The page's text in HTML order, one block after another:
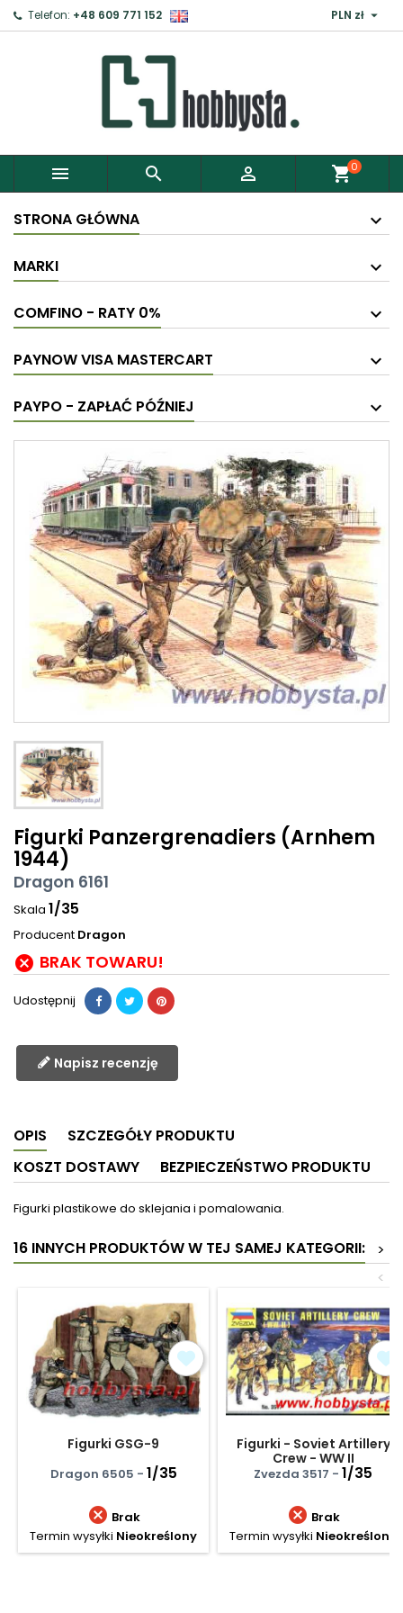
Telefon: +48 609 771 152 PLN zł 
   shopping_cart0
STRONA GŁÓWNA
MARKI
COMFINO - RATY 0%
PAYNOW VISA MASTERCART
PAYPO - ZAPŁAĆ PÓŹNIEJ
Figurki Panzergrenadiers (Arnhem
1944)
Dragon 6161
Skala 1/35
Producent Dragon
 BRAK TOWARU!
Udostępnij
Napisz recenzję
OPIS
SZCZEGÓŁY PRODUKTU
KOSZT DOSTAWY
BEZPIECZEŃSTWO PRODUKTU
Figurki plastikowe do sklejania i pomalowania.
16 INNYCH PRODUKTÓW W TEJ SAMEJ KATEGORII:
>
<
Figurki GSG-9
Dragon 6505 - 1/35
 Brak
Termin wysyłki Nieokreślony
Figurki - Soviet Artillery
Crew - WW II
Zvezda 3517 - 1/35
 Brak
Termin wysyłki Nieokreślony